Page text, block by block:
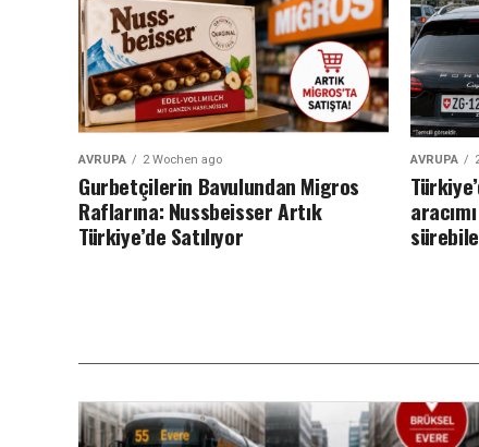
AVRUPA 2 Wochen ago
Gurbetçilerin Bavulundan Migros
Raflarına: Nussbeisser Artık
Türkiye’de Satılıyor
AVRUPA